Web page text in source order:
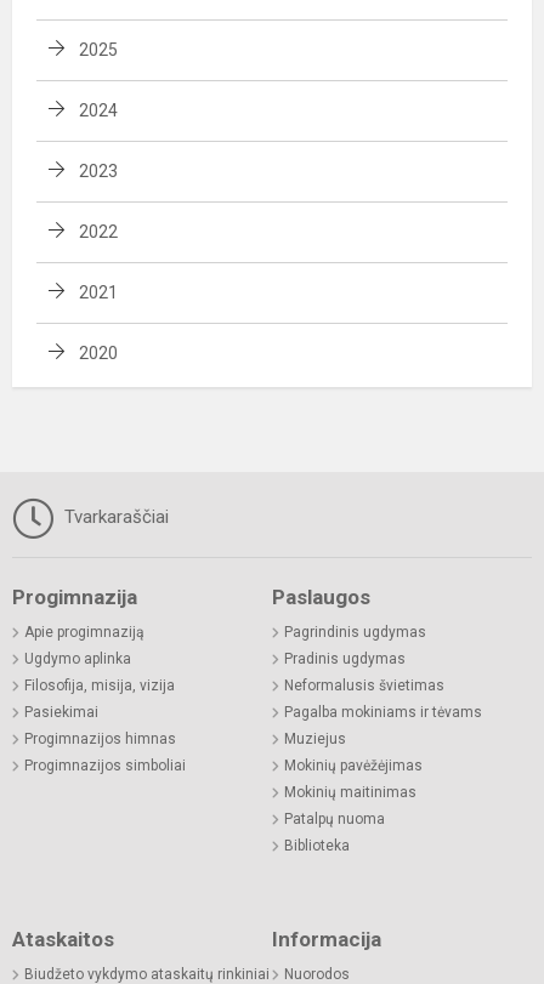
2025
2024
2023
2022
2021
2020
Tvarkaraščiai
Progimnazija
Apie progimnaziją
Ugdymo aplinka
Filosofija, misija, vizija
Pasiekimai
Progimnazijos himnas
Progimnazijos simboliai
Paslaugos
Pagrindinis ugdymas
Pradinis ugdymas
Neformalusis švietimas
Pagalba mokiniams ir tėvams
Muziejus
Mokinių pavėžėjimas
Mokinių maitinimas
Patalpų nuoma
Biblioteka
Ataskaitos
Biudžeto vykdymo ataskaitų rinkiniai
Informacija
Nuorodos